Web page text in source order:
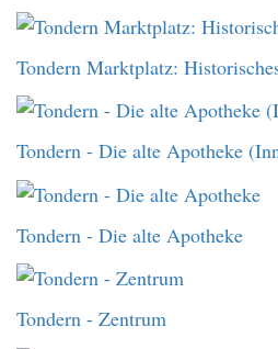
Tondern Marktplatz:
Tondern - Die alte Apotheke
Tondern - Die alte Apotheke
Tondern - Zentrum